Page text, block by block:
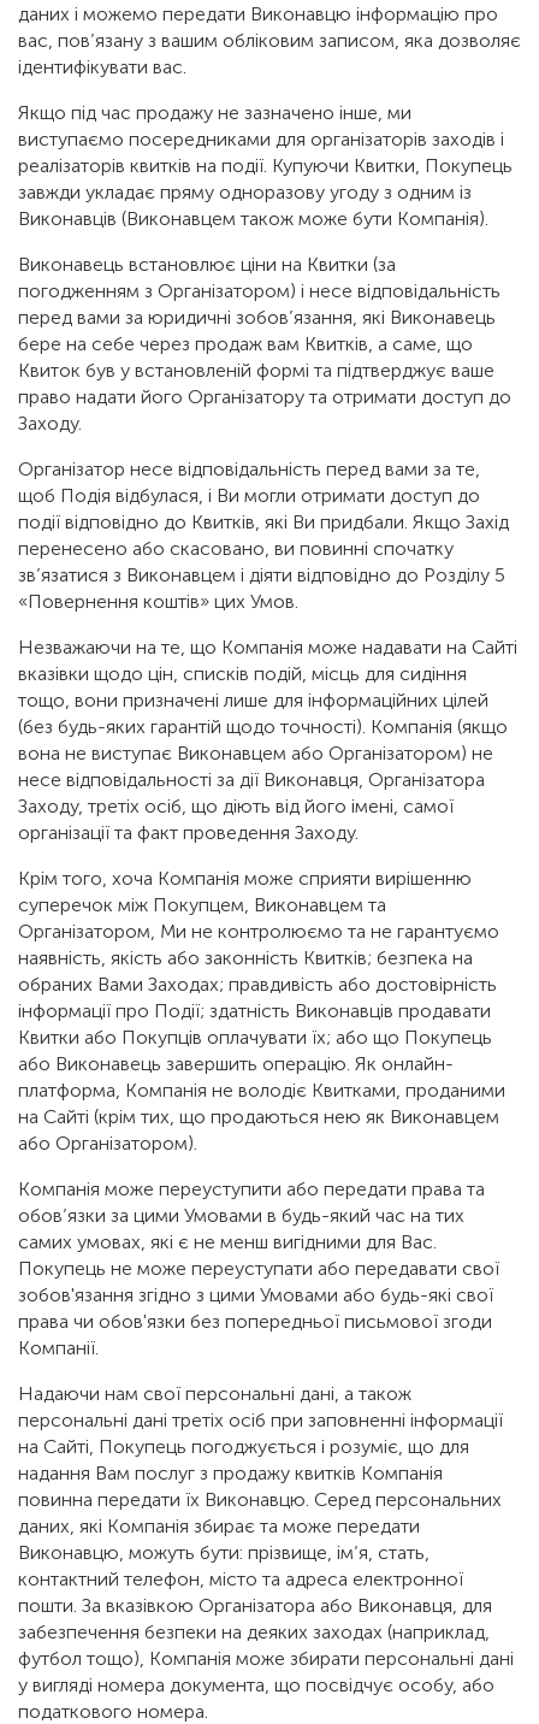
даних і можемо передати Виконавцю інформацію про
вас, пов’язану з вашим обліковим записом, яка дозволяє
ідентифікувати вас.
Якщо під час продажу не зазначено інше, ми
виступаємо посередниками для організаторів заходів і
реалізаторів квитків на події. Купуючи Квитки, Покупець
завжди укладає пряму одноразову угоду з одним із
Виконавців (Виконавцем також може бути Компанія).
Виконавець встановлює ціни на Квитки (за
погодженням з Організатором) і несе відповідальність
перед вами за юридичні зобов’язання, які Виконавець
бере на себе через продаж вам Квитків, а саме, що
Квиток був у встановленій формі та підтверджує ваше
право надати його Організатору та отримати доступ до
Заходу.
Організатор несе відповідальність перед вами за те,
щоб Подія відбулася, і Ви могли отримати доступ до
події відповідно до Квитків, які Ви придбали. Якщо Захід
перенесено або скасовано, ви повинні спочатку
зв’язатися з Виконавцем і діяти відповідно до Розділу 5
«Повернення коштів» цих Умов.
Незважаючи на те, що Компанія може надавати на Сайті
вказівки щодо цін, списків подій, місць для сидіння
тощо, вони призначені лише для інформаційних цілей
(без будь-яких гарантій щодо точності). Компанія (якщо
вона не виступає Виконавцем або Організатором) не
несе відповідальності за дії Виконавця, Організатора
Заходу, третіх осіб, що діють від його імені, самої
організації та факт проведення Заходу.
Крім того, хоча Компанія може сприяти вирішенню
суперечок між Покупцем, Виконавцем та
Організатором, Ми не контролюємо та не гарантуємо
наявність, якість або законність Квитків; безпека на
обраних Вами Заходах; правдивість або достовірність
інформації про Події; здатність Виконавців продавати
Квитки або Покупців оплачувати їх; або що Покупець
або Виконавець завершить операцію. Як онлайн-
платформа, Компанія не володіє Квитками, проданими
на Сайті (крім тих, що продаються нею як Виконавцем
або Організатором).
Компанія може переуступити або передати права та
обов’язки за цими Умовами в будь-який час на тих
самих умовах, які є не менш вигідними для Вас.
Покупець не може переуступати або передавати свої
зобов'язання згідно з цими Умовами або будь-які свої
права чи обов'язки без попередньої письмової згоди
Компанії.
Надаючи нам свої персональні дані, а також
персональні дані третіх осіб при заповненні інформації
на Сайті, Покупець погоджується і розуміє, що для
надання Вам послуг з продажу квитків Компанія
повинна передати їх Виконавцю. Серед персональних
даних, які Компанія збирає та може передати
Виконавцю, можуть бути: прізвище, ім’я, стать,
контактний телефон, місто та адреса електронної
пошти. За вказівкою Організатора або Виконавця, для
забезпечення безпеки на деяких заходах (наприклад,
футбол тощо), Компанія може збирати персональні дані
у вигляді номера документа, що посвідчує особу, або
податкового номера.